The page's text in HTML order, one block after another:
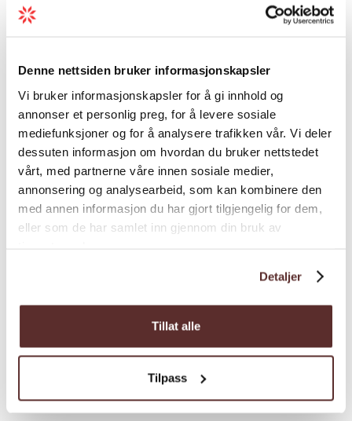
Denne nettsiden bruker informasjonskapsler
Vi bruker informasjonskapsler for å gi innhold og
annonser et personlig preg, for å levere sosiale
mediefunksjoner og for å analysere trafikken vår. Vi deler
dessuten informasjon om hvordan du bruker nettstedet
vårt, med partnerne våre innen sosiale medier,
annonsering og analysearbeid, som kan kombinere den
med annen informasjon du har gjort tilgjengelig for dem,
eller som de har samlet inn gjennom din bruk av
Detaljer
Tillat alle
Tilpass
Fjellstue | Overnatting i fjellet
Vivelid Fjellstova
Fjellstue | Overnatting i fjellet
Turistforeningshytte DNT